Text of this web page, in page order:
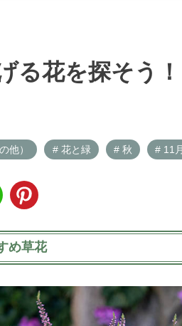
る花を探そう
他） # 花と緑 # 秋 # 11月
め草花